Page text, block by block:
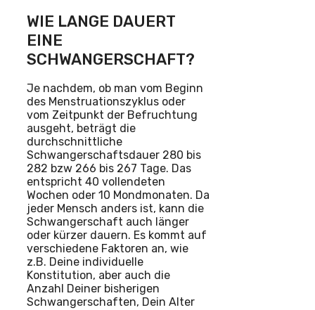
WIE LANGE DAUERT
EINE
SCHWANGERSCHAFT?
Je nachdem, ob man vom Beginn
des Menstruationszyklus oder
vom Zeitpunkt der Befruchtung
ausgeht, beträgt die
durchschnittliche
Schwangerschaftsdauer 280 bis
282 bzw 266 bis 267 Tage. Das
entspricht 40 vollendeten
Wochen oder 10 Mondmonaten. Da
jeder Mensch anders ist, kann die
Schwangerschaft auch länger
oder kürzer dauern. Es kommt auf
verschiedene Faktoren an, wie
z.B. Deine individuelle
Konstitution, aber auch die
Anzahl Deiner bisherigen
Schwangerschaften, Dein Alter